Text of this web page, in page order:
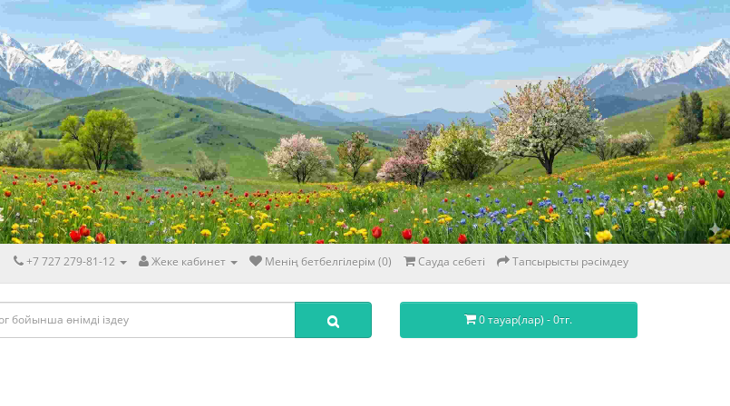
+7 727 279-81-12 Жеке кабинет Менің бетбелгілерім (0) Сауда себеті Тапсырысты рәсімдеу
0 тауар(лар) - 0тг.